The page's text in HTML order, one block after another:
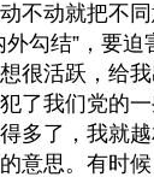
不动就把不
勾结”，要迫
很活跃，给
了我们党的
多了，我就
意思。有时